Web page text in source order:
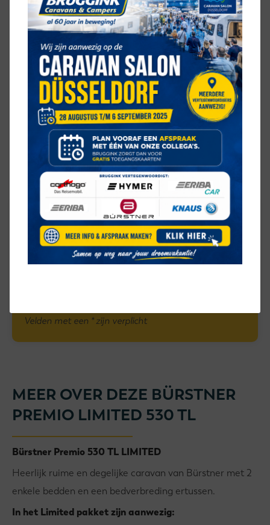
KEUKEN
middenkeuken
SANITAIR
midden-opstelling
CONTACT OVER DEZEBÜRSTNER
PREMIO LIMITED 530 TL
Velden met een * zijn verplicht
MEER OVER DEZE BÜRSTNER
PREMIO LIMITED 530 TL
Bürstner Premio 530 TL LIMITED
Heerlijk ruime en degelijke caravan van Bürstner met 2
enkele bedden en een bedverbreding ertussen.
In het Limited pakket zijn aanwezig: